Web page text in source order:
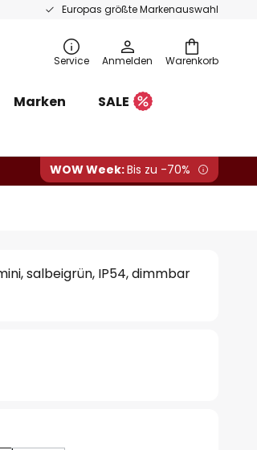
Europas größte Markenauswahl
Warenkorb
Service Anmelden
Marken
SALE
WOW Week:Bis zu -70%
salbeigrün, IP54, dimmbar